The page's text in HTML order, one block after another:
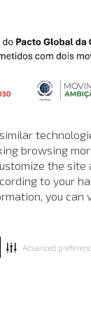
browsing
the site
to your
you can
Advanced
os direitos
de corrigir ou
dúvidas:0800 990
8h às 20h de